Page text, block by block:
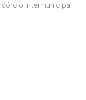
Intermunicipal